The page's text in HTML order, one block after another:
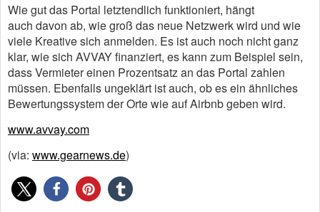
Wie gut das Portal letztendlich funktioniert, hängt
auch davon ab, wie groß das neue Netzwerk wird und wie
viele Kreative sich anmelden. Es ist auch noch nicht ganz
klar, wie sich AVVAY finanziert, es kann zum Beispiel sein,
dass Vermieter einen Prozentsatz an das Portal zahlen
müssen. Ebenfalls ungeklärt ist auch, ob es ein ähnliches
Bewertungssystem der Orte wie auf Airbnb geben wird.
www.avvay.com
(via: www.gearnews.de)